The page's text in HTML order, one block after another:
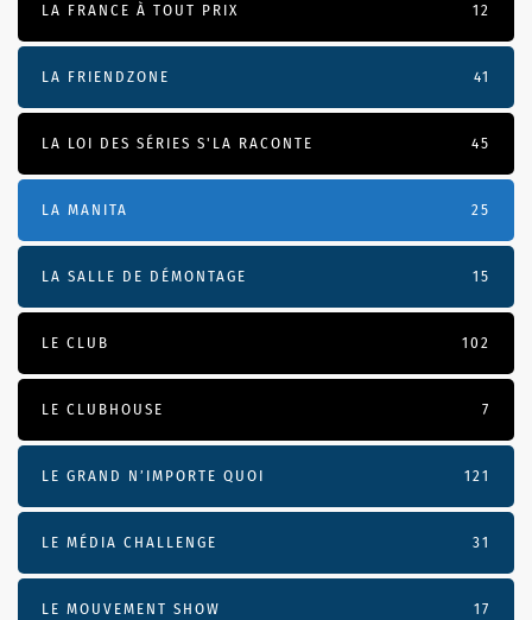
LA FRANCE À TOUT PRIX 12
LA FRIENDZONE 41
LA LOI DES SÉRIES S'LA RACONTE 45
LA MANITA 25
LA SALLE DE DÉMONTAGE 15
LE CLUB 102
LE CLUBHOUSE 7
LE GRAND N’IMPORTE QUOI 121
LE MÉDIA CHALLENGE 31
LE MOUVEMENT SHOW 17